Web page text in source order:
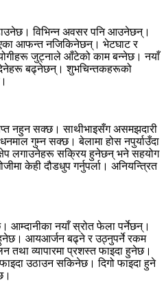
विभिन्न अवसर पनि आउनेछन्।
आफन्त नजिकिनेछन्। भेटघाट र
जुट्नाले आँटेको काम बन्नेछ। नयाँ
बढ्नेछन्। शुभचिन्तकहरूको
नहुन सक्छ। साथीभाइसँग असमझदारी
गुम्न सक्छ। बेलामा होस नपुर्याउँदा
लगाउनेहरू सक्रिय हुनेछन् भने सहयोग
केही दौडधुप गर्नुपर्ला। अनियन्त्रित
आम्दानीका नयाँ स्रोत फेला पर्नेछन्।
आयआर्जन बढ्ने र उठ्नुपर्ने रकम
तथा व्यापारमा प्रशस्त फाइदा हुनेछ।
उठाउन सकिनेछ। दिगो फाइदा हुने